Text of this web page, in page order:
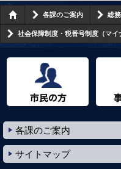
各課のご案内 総
社会保障制度・税番号制度（マイ
各課のご案内
サイトマップ